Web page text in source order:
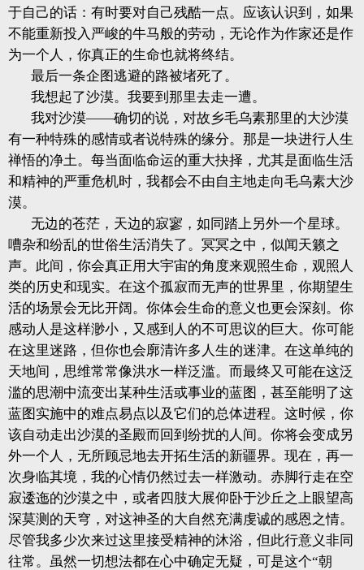
于自己的话：有时要对自己残酷一点。应该认识到，如果
不能重新投入严峻的牛马般的劳动，无论作为作家还是作
为一个人，你真正的生命也就将终结。
最后一条企图逃避的路被堵死了。
我想起了沙漠。我要到那里去走一遭。
我对沙漠——确切的说，对故乡毛乌素那里的大沙漠
有一种特殊的感情或者说特殊的缘分。那是一块进行人生
禅悟的净土。每当面临命运的重大抉择，尤其是面临生活
和精神的严重危机时，我都会不由自主地走向毛乌素大沙
漠。
无边的苍茫，天边的寂寥，如同踏上另外一个星球。
嘈杂和纷乱的世俗生活消失了。冥冥之中，似闻天籁之
声。此间，你会真正用大宇宙的角度来观照生命，观照人
类的历史和现实。在这个孤寂而无声的世界里，你期望生
活的场景会无比开阔。你体会生命的意义也更会深刻。你
感动人是这样渺小，又感到人的不可思议的巨大。你可能
在这里迷路，但你也会廓清许多人生的迷津。在这单纯的
天地间，思维常常像洪水一样泛滥。而最终又可能在这泛
滥的思潮中流变出某种生活或事业的蓝图，甚至能明了这
蓝图实施中的难点易点以及它们的总体进程。这时候，你
该自动走出沙漠的圣殿而回到纷扰的人间。你将会变成另
外一个人，无所顾忌地去开拓生活的新疆界。现在，再一
次身临其境，我的心情仍然过去一样激动。赤脚行走在空
寂逶迤的沙漠之中，或者四肢大展仰卧于沙丘之上眼望高
深莫测的天穹，对这神圣的大自然充满虔诚的感恩之情。
尽管我多少次来过这里接受精神的沐浴，但此行意义非同
往常。虽然一切想法都在心中确定无疑，可是这个“朝